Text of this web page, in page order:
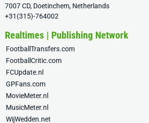
7007 CD, Doetinchem, Netherlands
+31(315)-764002
Realtimes | Publishing Network
FootballTransfers.com
FootballCritic.com
FCUpdate.nl
GPFans.com
MovieMeter.nl
MusicMeter.nl
WijWedden.net